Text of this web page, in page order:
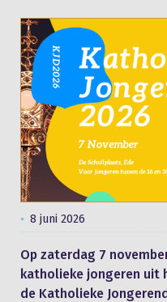
8 juni 2026
Op zaterdag 7
katholieke jongeren uit
de Katholieke